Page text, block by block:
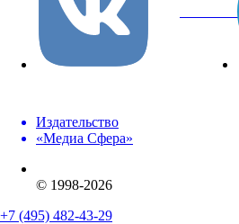
вКонтакте
Издательство
«Медиа Сфера»
© 1998-2026
+7 (495) 482-43-29